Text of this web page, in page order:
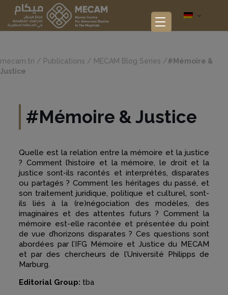
mecam.tn / Publications / MECAM Blog Series /#Mémoire &
Justice
#Mémoire & Justice
Quelle est la relation entre la mémoire et la justice
? Comment l’histoire et la mémoire, le droit et la
justice sont-ils racontés et interprétés, disparates
ou partagés ? Comment les héritages du passé, et
son traitement juridique, politique et culturel, sont-
ils liés à la (re)négociation des modèles, des
imaginaires et des attentes futurs ? Comment la
mémoire est-elle racontée et présentée du point
de vue d’horizons disparates ? Ces questions sont
abordées par l’IFG Mémoire et Justice du MECAM
et par des chercheurs de l’Université Philipps de
Marburg.
Editorial Group: tba